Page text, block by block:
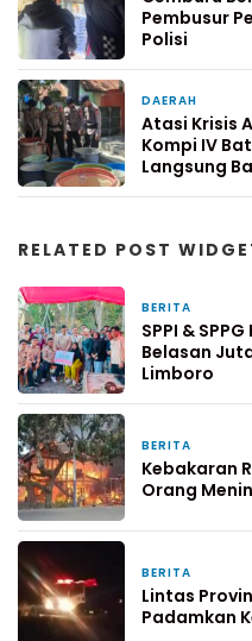
Pembusur
Polisi
DAERAH
Atasi Krisis
Kompi IV
Langsung
RELATED POST
BERITA
SPPI &
Belasan
Limboro
BERITA
Kebakaran
Orang
BERITA
Lintas
Padamkan